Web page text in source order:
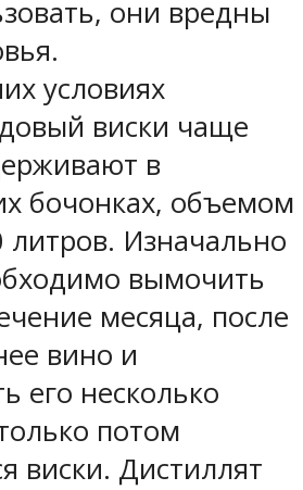
они вредны
условиях
виски чаще
в
бочонках, объемом
литров. Изначально
вымочить
месяца, после
вино и
его несколько
потом
виски. Дистиллят